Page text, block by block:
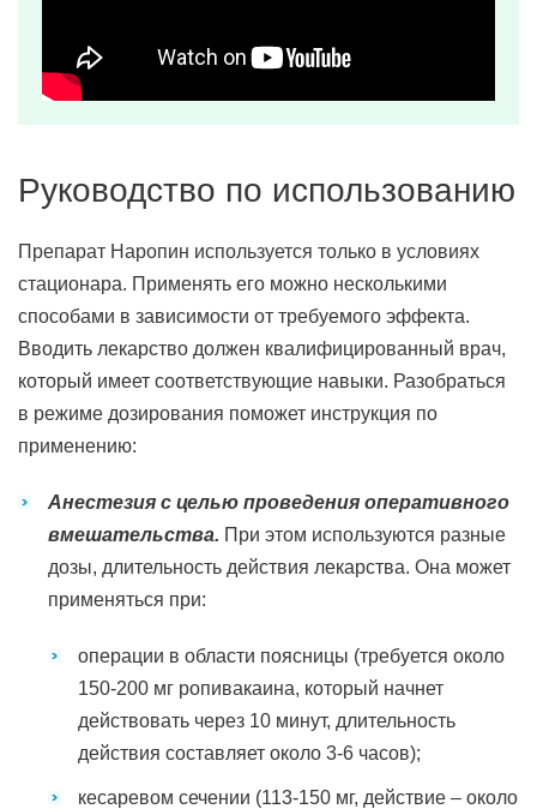
Руководство по использованию
Препарат Наропин используется только в условиях
стационара. Применять его можно несколькими
способами в зависимости от требуемого эффекта.
Вводить лекарство должен квалифицированный врач,
который имеет соответствующие навыки. Разобраться
в режиме дозирования поможет инструкция по
применению:
Анестезия с целью проведения оперативного
вмешательства. При этом используются разные
дозы, длительность действия лекарства. Она может
применяться при:
операции в области поясницы (требуется около
150-200 мг ропивакаина, который начнет
действовать через 10 минут, длительность
действия составляет около 3-6 часов);
кесаревом сечении (113-150 мг, действие – около